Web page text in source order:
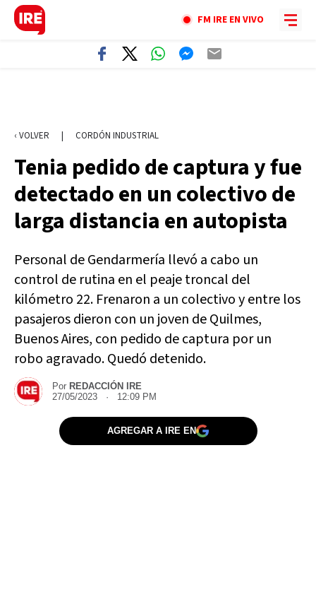
FM IRE EN VIVO
‹ VOLVER | CORDÓN INDUSTRIAL
Tenia pedido de captura y fue
detectado en un colectivo de
larga distancia en autopista
Personal de Gendarmería llevó a cabo un
control de rutina en el peaje troncal del
kilómetro 22. Frenaron a un colectivo y entre los
pasajeros dieron con un joven de Quilmes,
Buenos Aires, con pedido de captura por un
robo agravado. Quedó detenido.
Por REDACCIÓN IRE
27/05/2023 · 12:09 PM
AGREGAR A IRE EN